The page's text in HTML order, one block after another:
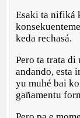
Esaki ta nifiká
keda rechasá.
Pero ta trata
andando, esta
yu muhé bai
gañamentu